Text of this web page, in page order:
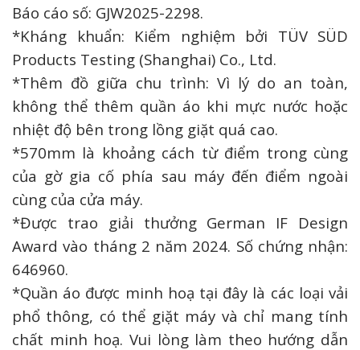
Báo cáo số: GJW2025-2298.
*Kháng khuẩn: Kiểm nghiệm bởi TÜV SÜD
Products Testing (Shanghai) Co., Ltd.
*Thêm đồ giữa chu trình: Vì lý do an toàn,
không thể thêm quần áo khi mực nước hoặc
nhiệt độ bên trong lồng giặt quá cao.
*570mm là khoảng cách từ điểm trong cùng
của gờ gia cố phía sau máy đến điểm ngoài
cùng của cửa máy.
*Được trao giải thưởng German IF Design
Award vào tháng 2 năm 2024. Số chứng nhận:
646960.
*Quần áo được minh hoạ tại đây là các loại vải
phổ thông, có thể giặt máy và chỉ mang tính
chất minh hoạ. Vui lòng làm theo hướng dẫn